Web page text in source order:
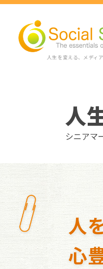
人生を変える、メディ
人
シニアマ
人
心